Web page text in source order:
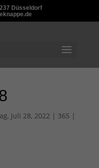
Düsseldorf
Juli 28, 2022 | 365 |